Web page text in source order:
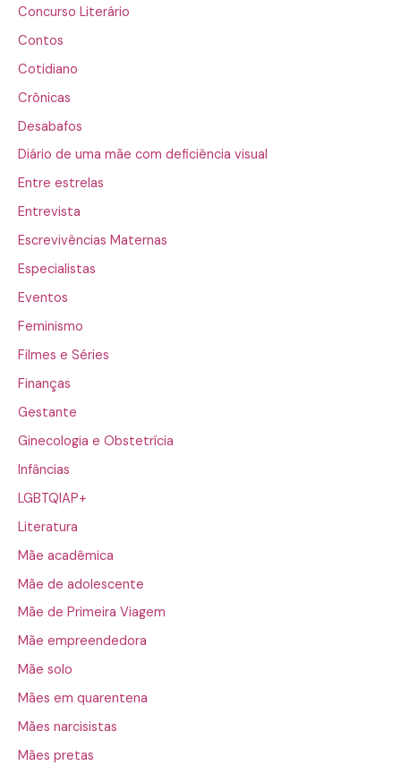
Concurso Literário
Contos
Cotidiano
Crônicas
Desabafos
Diário de uma mãe com deficiência visual
Entre estrelas
Entrevista
Escrevivências Maternas
Especialistas
Eventos
Feminismo
Filmes e Séries
Finanças
Gestante
Ginecologia e Obstetrícia
Infâncias
LGBTQIAP+
Literatura
Mãe acadêmica
Mãe de adolescente
Mãe de Primeira Viagem
Mãe empreendedora
Mãe solo
Mães em quarentena
Mães narcisistas
Mães pretas